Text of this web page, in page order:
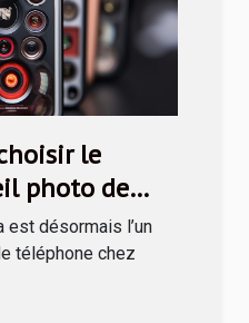
le
photo de
est désormais l’un
téléphone chez